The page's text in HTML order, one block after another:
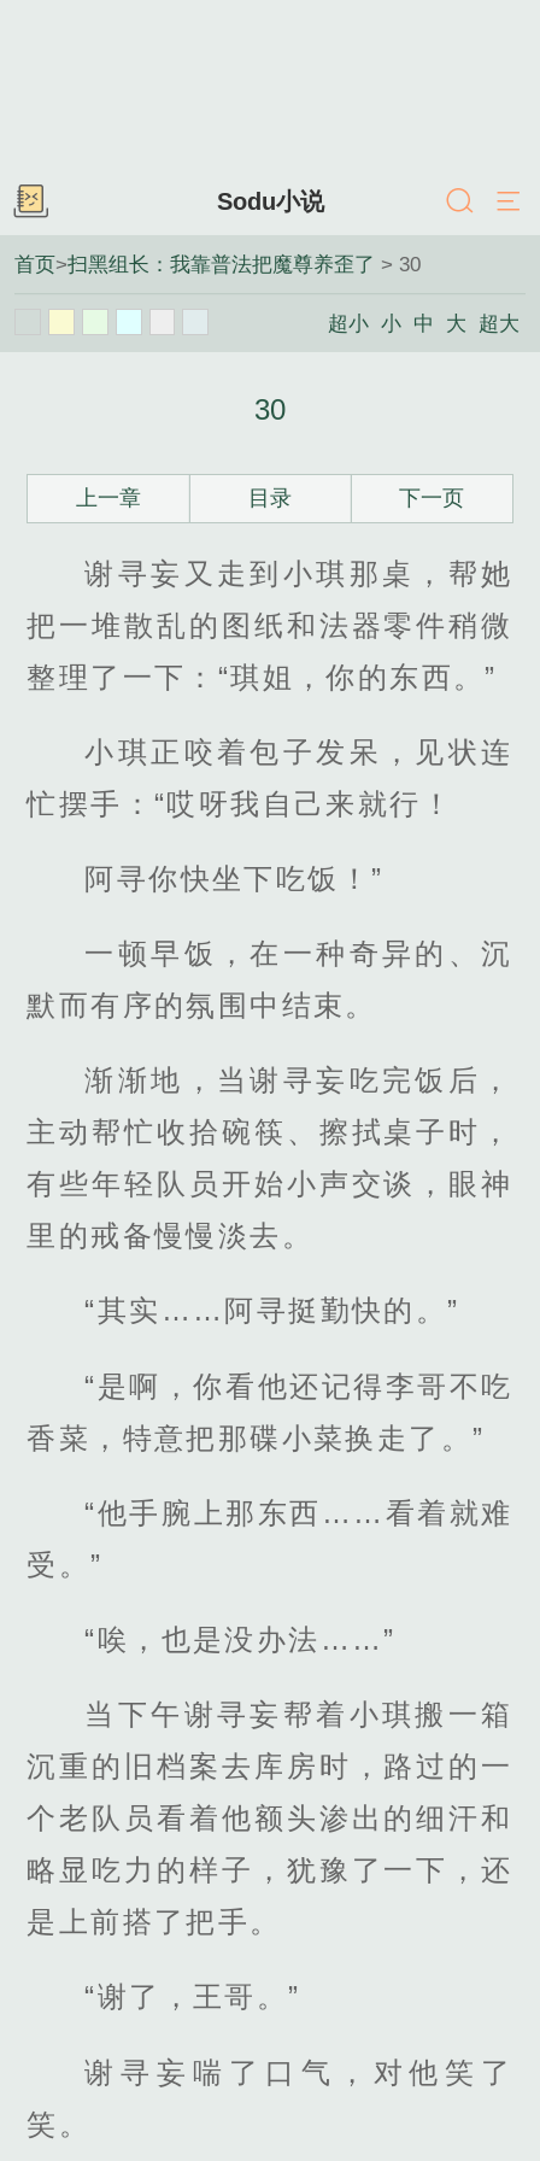
Sodu小说
首页>扫黑组长：我靠普法把魔尊养歪了 > 30
超小 小 中 大 超大
30
上一章 目录 下一页
谢寻妄又走到小琪那桌，帮她
把一堆散乱的图纸和法器零件稍微
整理了一下：“琪姐，你的东西。”
小琪正咬着包子发呆，见状连
忙摆手：“哎呀我自己来就行！
阿寻你快坐下吃饭！”
一顿早饭，在一种奇异的、沉
默而有序的氛围中结束。
渐渐地，当谢寻妄吃完饭后，
主动帮忙收拾碗筷、擦拭桌子时，
有些年轻队员开始小声交谈，眼神
里的戒备慢慢淡去。
“其实……阿寻挺勤快的。”
“是啊，你看他还记得李哥不吃
香菜，特意把那碟小菜换走了。”
“他手腕上那东西……看着就难
受。”
“唉，也是没办法……”
当下午谢寻妄帮着小琪搬一箱
沉重的旧档案去库房时，路过的一
个老队员看着他额头渗出的细汗和
略显吃力的样子，犹豫了一下，还
是上前搭了把手。
“谢了，王哥。”
谢寻妄喘了口气，对他笑了
笑。